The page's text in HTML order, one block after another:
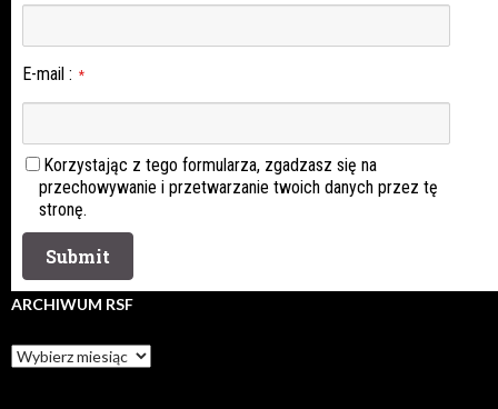
E-mail : *
Korzystając z tego formularza, zgadzasz się na
przechowywanie i przetwarzanie twoich danych przez tę
stronę.
ARCHIWUM RSF
Archiwum
rsf